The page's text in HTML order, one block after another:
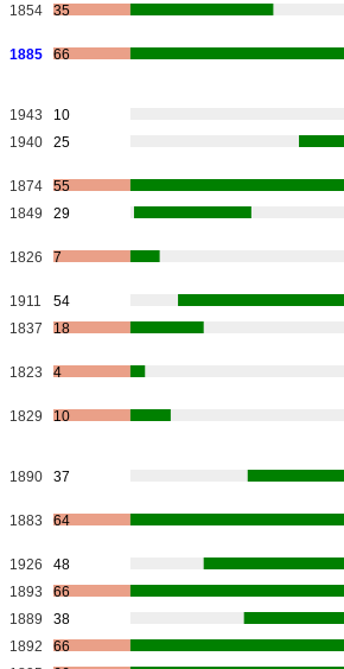
1854 35
1885 66
1943
10
1940 25
1874
55
1849 29
1826 7
1911
54
1837 18
1823 4
1829 10
1890 37
1883 64
1926
48
1893
66
1889
38
1892
66